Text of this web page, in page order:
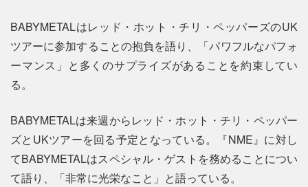
BABYMETALはレッド・ホット・チリ・ペッパーズのUK
ツアーに参加することの抱負を語り、「パワフルなパフォ
ーマンス」と多くのサプライズがあることを約束してい
る。
BABYMETALは来週からレッド・ホット・チリ・ペッパー
ズとUKツアーを回る予定となっている。『NME』に対し
てBABYMETALはスペシャル・ゲストを務めることについ
て語り、「非常に光栄なこと」と語っている。